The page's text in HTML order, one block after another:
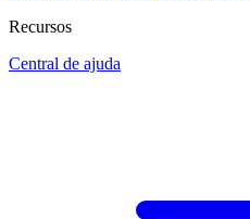
Recursos
Central de ajuda